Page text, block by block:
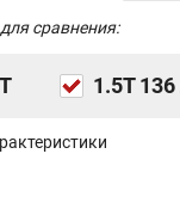
сравнения:
1.5T